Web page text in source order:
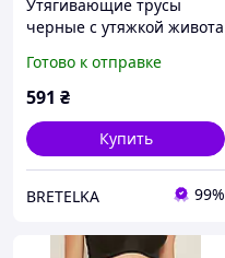
Утягивающие трусы
черные с утяжкой живота
Готово к отправке
591 ₴
Купить
BRETELKA 99%